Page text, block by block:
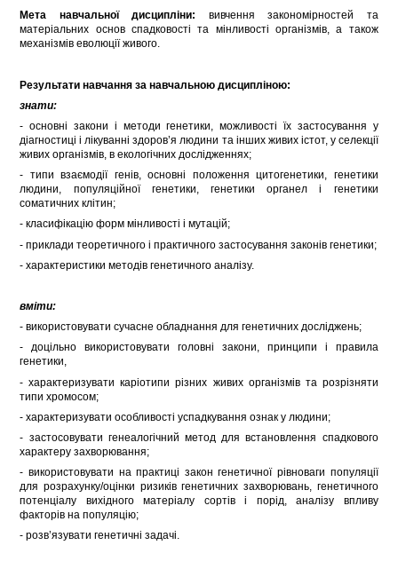
Мета навчальної дисципліни: вивчення закономірностей та
матеріальних основ спадковості та мінливості організмів, а також
механізмів еволюції живого.
Результати навчання за навчальною дисципліною:
знати:
- основні закони і методи генетики, можливості їх застосування у
діагностиці і лікуванні здоров’я людини та інших живих істот, у селекції
живих організмів, в екологічних дослідженнях;
- типи взаємодії генів, основні положення цитогенетики, генетики
людини, популяційної генетики, генетики органел і генетики
соматичних клітин;
- класифікацію форм мінливості і мутацій;
- приклади теоретичного і практичного застосування законів генетики;
- характеристики методів генетичного аналізу.
вміти:
- використовувати сучасне обладнання для генетичних досліджень;
- доцільно використовувати головні закони, принципи і правила
генетики,
- характеризувати каріотипи різних живих організмів та розрізняти
типи хромосом;
- характеризувати особливості успадкування ознак у людини;
- застосовувати генеалогічний метод для встановлення спадкового
характеру захворювання;
- використовувати на практиці закон генетичної рівноваги популяції
для розрахунку/оцінки ризиків генетичних захворювань, генетичного
потенціалу вихідного матеріалу сортів і порід, аналізу впливу
факторів на популяцію;
- розв’язувати генетичні задачі.